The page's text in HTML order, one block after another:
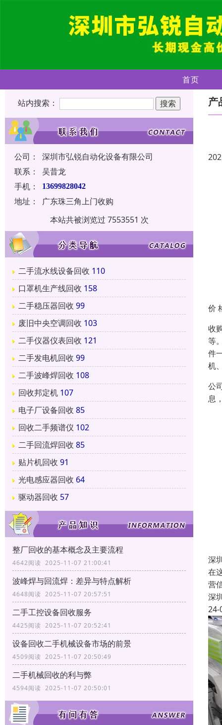
首页
站内搜索：
公司：
深圳市弘锐自动化设备有限公司
联系：
吴昔龙
手机：
13699828042
地址：
广东珠三角上门收购
本站共被浏览过 7553551 次
二手流水线设备回收 110
口罩机生产线回收 158
二手稳压器回收 99
废旧中央空调回收 103
二手仪器仪表回收 121
二手发电机回收 99
二手波峰焊回收 108
回收邦定机 107
电子厂设备回收 85
回收二手频谱仪 102
二手回流焊回收 85
贴片机回收 91
光电感应器回收 64
驱动器回收 57
整厂回收的基本概念及主要流程
4642阅读 2025-11-07 21:00:41
波峰焊与回流焊：差异与特点解析
4648阅读 2025-11-07 20:57:51
二手工控设备回收服务
4425阅读 2025-11-07 20:52:41
设备回收二手机械设备市场的前景
4509阅读 2025-11-07 20:50:49
二手机械回收的利与弊
4594阅读 2025-11-07 20:50:01
产
价
收
等
件
机
公
息
深
在
营
深
24-